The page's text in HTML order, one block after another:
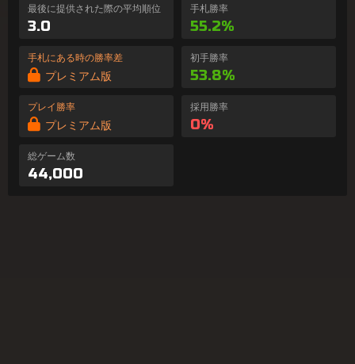
最後に提供された際の平均順位
3.0
手札勝率
55.2%
手札にある時の勝率差
プレミアム版
初手勝率
53.8%
プレイ勝率
プレミアム版
採用勝率
0%
総ゲーム数
44,000